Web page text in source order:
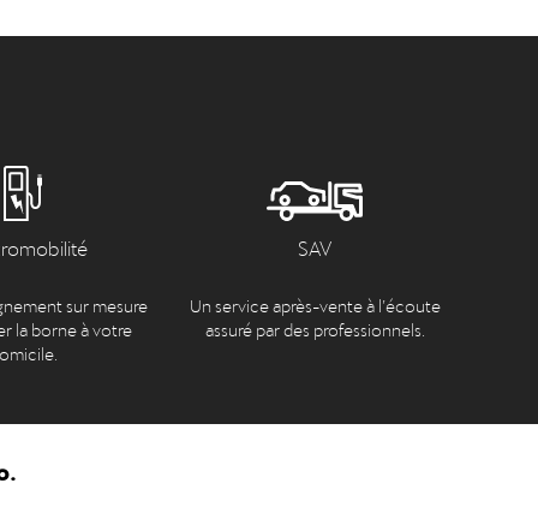
sur mesure
la borne à votre
SAV
Un service après-vente à l’écoute
assuré par des professionnels.